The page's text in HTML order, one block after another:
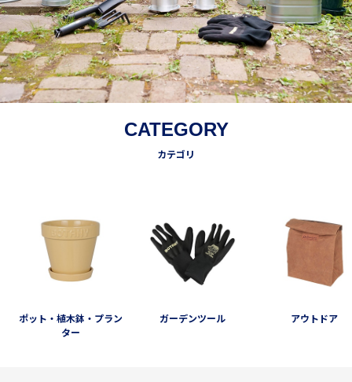
CATEGORY
カテゴリ
ポット・植木鉢・プラン
ター
ガーデンツール アウトドア